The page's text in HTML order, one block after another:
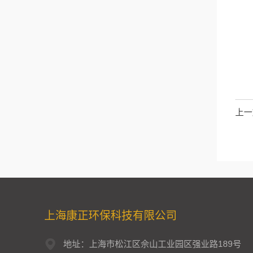
上
上海康正环保科技有限公司
地址：上海市松江区佘山工业园区强业路189号